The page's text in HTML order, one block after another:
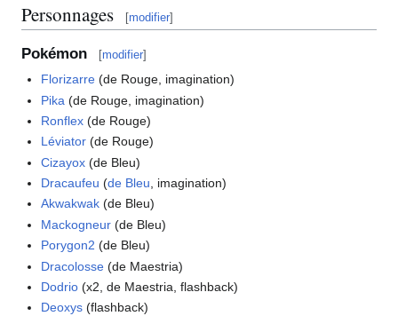
Personnages [modifier]
Pokémon [modifier]
Florizarre (de Rouge, imagination)
Pika (de Rouge, imagination)
Ronflex (de Rouge)
Léviator (de Rouge)
Cizayox (de Bleu)
Dracaufeu (de Bleu , imagination)
Akwakwak (de Bleu)
Mackogneur (de Bleu)
Porygon2 (de Bleu)
Dracolosse (de Maestria)
Dodrio (x2, de Maestria, flashback)
Deoxys (flashback)